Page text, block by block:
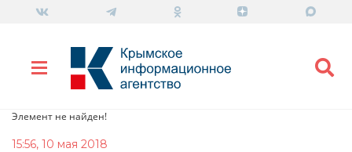
Элемент не найден!
15:56, 10 мая 2018